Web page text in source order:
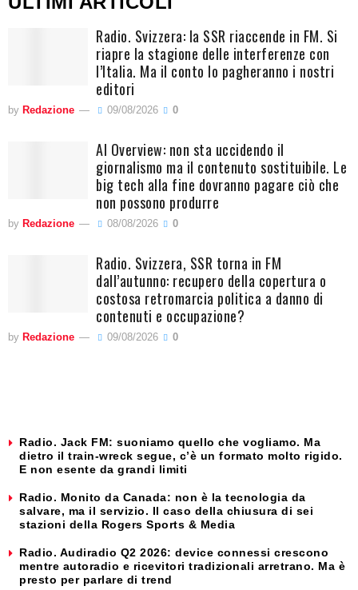
Radio. Svizzera: la SSR riaccende in FM. Si
riapre la stagione delle interferenze con
l’Italia. Ma il conto lo pagheranno i nostri
editori
by Redazione 09/08/2026 0
AI Overview: non sta uccidendo il
giornalismo ma il contenuto sostituibile. Le
big tech alla fine dovranno pagare ciò che
non possono produrre
by Redazione 08/08/2026 0
Radio. Svizzera, SSR torna in FM
dall’autunno: recupero della copertura o
costosa retromarcia politica a danno di
contenuti e occupazione?
by Redazione 09/08/2026 0
Radio. Jack FM: suoniamo quello che vogliamo. Ma
dietro il train-wreck segue, c’è un formato molto rigido.
E non esente da grandi limiti
Radio. Monito da Canada: non è la tecnologia da
salvare, ma il servizio. Il caso della chiusura di sei
stazioni della Rogers Sports & Media
Radio. Audiradio Q2 2026: device connessi crescono
mentre autoradio e ricevitori tradizionali arretrano. Ma è
presto per parlare di trend